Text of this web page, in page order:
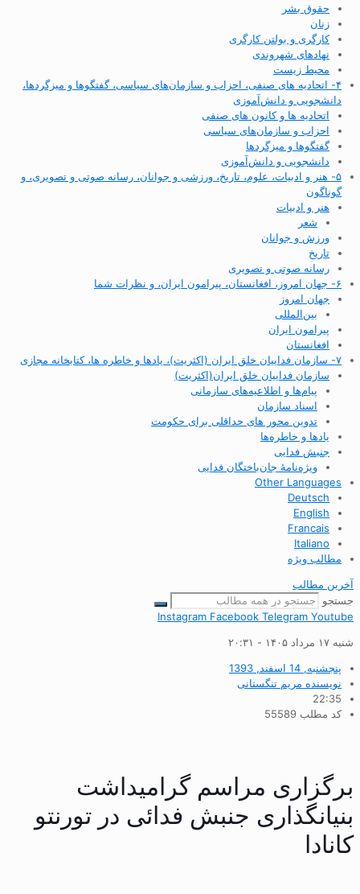
حقوق بشر
زنان
کارگری و بولتن کارگری
نهادهای شهروندی
محیط زیست
۴- اتحادیه های صنفی، احزاب و سازمان‌های سیاسی، گفتگوها و میزگردها،
دانشجویی و دانش‌آموزی
اتحادیه ها و کانون های صنفی
احزاب و سازمان‌های سیاسی
گفتگوها و میزگردها
دانشجویی و دانش‌آموزی
۵- هنر و ادبیات، علوم، تاریخ، ورزشی و جوانان، رسانه صوتی و تصویری، و
گوناگون
هنر و ادبیات
شعر
ورزش و جوانان
تاریخ
رسانه صوتی و تصویری
۶- جهان امروز، افغانستان، پیرامون ایران، و نظرات شما
جهان امروز
بین‌المللی
پیرامون ایران
افغانستان
۷- سازمان فداییان خلق ایران (اکثریت)، یادها و خاطره ها، کتابخانه مجازی
سازمان فداییان خلق ایران(اکثریت)
پیام‌ها و اطلاعیه‌های سازمانی
اسناد سازمان
تدوین محور های حداقلی برای حکومت
یادها و خاطره‌ها
جنبش فدایی
ویژه‌نامهٔ جان‌باختگان فدایی
Other Languages
Deutsch
English
Francais
Italiano
مطالب ویژه
آخرین مطالب
جستجو
Instagram Facebook Telegram Youtube
شنبه ۱۷ مرداد ۱۴۰۵ - ۲۰:۳۱
پنجشنبه, 14 اسفند, 1393
نویسندهمریم تنگستانی
22:35
کد مطلب 55589
برگزاری مراسم گرامیداشت
بنیانگذاری جنبش فدائی در تورنتو
کانادا